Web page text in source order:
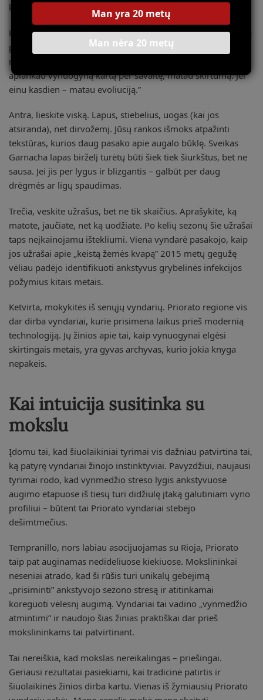
kuriuos Priorato meistrai perduoda jaunajai kartai.
Pirma, vaikščiokite po vynuogynus kiekvieną dieną. Skamba
paprastai, bet tai esmė. Kasdienė patirtis leidžia pastebėti
net mažiausius pokyčius. Vienas vyndarys sakė: „Jei
aplankau vynuogyną kartą per savaitę, matau skirtumą. Jei
einu kasdien – matau evoliuciją.”
Antra, lieskite viską. Lapus, stiebelius, uogas (kai jos
atsiranda), net dirvožemį. Jūsų rankos išmoks atpažinti
tekstūras, kurios daug pasako apie augalo būklę. Sveikas
Garnacha lapas birželį turėtų būti šiek tiek šiurkštus, bet ne
sausa. Jei jis per lygus ir blizgantis – galbūt per daug
drėgmės ar ligų spaudimas.
Trečia, veskite užrašus, bet ne tik skaičius. Aprašykite, ką
matote, jaučiate, net ką uodžiate. Po kelių sezonų šie užrašai
taps neįkainojamu ištekliumi. Viena vyndarė pasakojo, kaip
jos užrašai apie „keistą žemės kvapą” 2015 metų gegužę
vėliau padėjo identifikuoti ankstyvus grybelinės infekcijos
požymius kitais metais.
Ketvirta, mokykitės iš senųjų vyndarių. Priorato regione vis
dar dirba vyndariai, kurie prisimena laikus prieš modernią
technologiją. Jų žinios apie tai, kaip vynuogynai elgėsi
skirtingais metais, yra gyvas archyvas, kurio jokia knyga
nepakeis.
Kai intuicija susitinka su
mokslu
Įdomu tai, kad šiuolaikiniai tyrimai vis dažniau patvirtina tai,
ką patyrę vyndariai žinojo instinktyviai. Pavyzdžiui, naujausi
tyrimai rodo, kad vynmedžio streso lygis ankstyvuose
augimo etapuose iš tiesų turi didžiulę įtaką galutiniam vyno
profiliui – būtent tai Priorato vyndariai stebėjo
dešimtmečius.
Tempranillo, nors labiau asocijuojamas su Rioja, Priorato
taip pat auginamas nedideliuose kiekiuose. Mokslininkai
neseniai atrado, kad ši rūšis turi unikalų gebėjimą
„prisiminti” ankstyvojo sezono stresą ir atitinkamai
koreguoti vėlesnį augimą. Vyndariai tai vadino „vynmedžio
atmintimi” ir naudojo šias žinias praktiškai dar prieš
mokslininkams tai patvirtinant.
Tai nereiškia, kad mokslas nereikalingas – priešingai.
Geriausi rezultatai pasiekiami, kai tradicinė patirtis ir
šiuolaikinės žinios dirba kartu. Vienas iš žymiausių Priorato
Man yra 20 metų
Man nėra 20 metų